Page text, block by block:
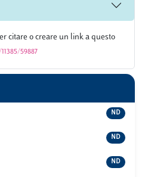
citare o creare un link a questo
59887
ND
ND
ND